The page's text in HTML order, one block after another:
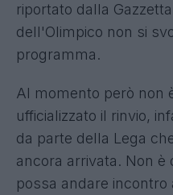
riportato dalla
dell'Olimpico non si
programma.
Al momento però non
ufficializzato il rinvio,
da parte della Lega
ancora arrivata. Non è
possa andare